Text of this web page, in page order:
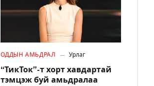
ОДДЫН АМЬДРАЛ Урлаг
“ТикТок”-т хорт хавдартай
тэмцэж буй амьдралаа